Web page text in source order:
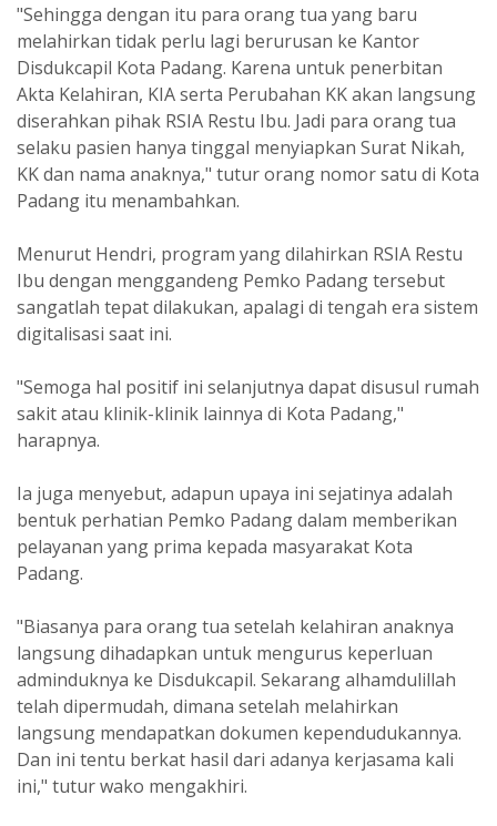
"Sehingga dengan itu para orang tua yang baru
melahirkan tidak perlu lagi berurusan ke Kantor
Disdukcapil Kota Padang. Karena untuk penerbitan
Akta Kelahiran, KIA serta Perubahan KK akan langsung
diserahkan pihak RSIA Restu Ibu. Jadi para orang tua
selaku pasien hanya tinggal menyiapkan Surat Nikah,
KK dan nama anaknya," tutur orang nomor satu di Kota
Padang itu menambahkan.
Menurut Hendri, program yang dilahirkan RSIA Restu
Ibu dengan menggandeng Pemko Padang tersebut
sangatlah tepat dilakukan, apalagi di tengah era sistem
digitalisasi saat ini.
"Semoga hal positif ini selanjutnya dapat disusul rumah
sakit atau klinik-klinik lainnya di Kota Padang,"
harapnya.
Ia juga menyebut, adapun upaya ini sejatinya adalah
bentuk perhatian Pemko Padang dalam memberikan
pelayanan yang prima kepada masyarakat Kota
Padang.
"Biasanya para orang tua setelah kelahiran anaknya
langsung dihadapkan untuk mengurus keperluan
adminduknya ke Disdukcapil. Sekarang alhamdulillah
telah dipermudah, dimana setelah melahirkan
langsung mendapatkan dokumen kependudukannya.
Dan ini tentu berkat hasil dari adanya kerjasama kali
ini," tutur wako mengakhiri.